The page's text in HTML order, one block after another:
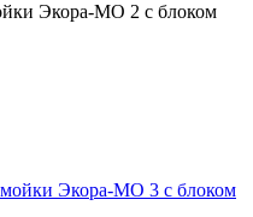
Экора-МО 2 с блоком